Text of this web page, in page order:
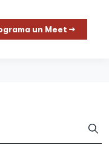
un Meet →